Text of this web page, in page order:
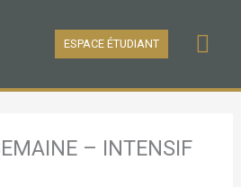
ESPACE ÉTUDIANT
– INTENSIF